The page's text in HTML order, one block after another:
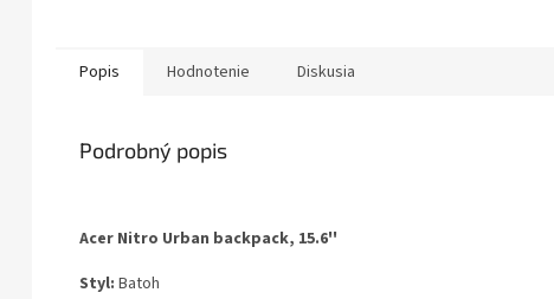
Popis Hodnotenie Diskusia
Podrobný popis
Acer Nitro Urban backpack, 15.6''
Styl: Batoh